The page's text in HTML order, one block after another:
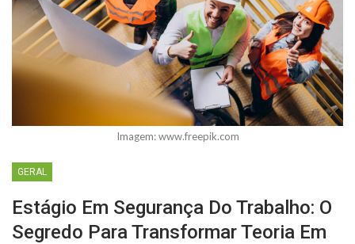
Imagem: www.freepik.com
GERAL
Estágio Em Segurança Do Trabalho: O
Segredo Para Transformar Teoria Em